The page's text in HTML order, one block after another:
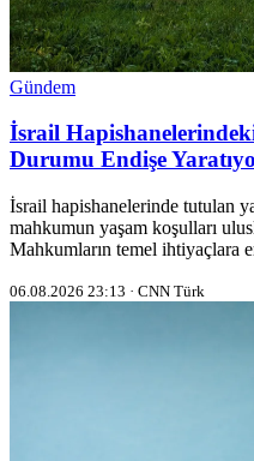
Gündem
İsrail
Durumu Endişe
İsrail hapishanelerinde tutulan
mahkumun yaşam koşulları
Mahkumların temel ihtiyaçlara
06.08.2026 23:13 · CNN Türk